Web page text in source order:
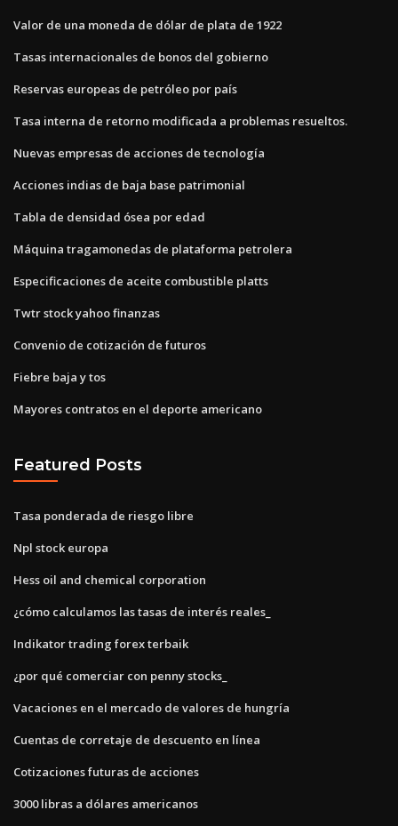
Valor de una moneda de dólar de plata de 1922
Tasas internacionales de bonos del gobierno
Reservas europeas de petróleo por país
Tasa interna de retorno modificada a problemas resueltos.
Nuevas empresas de acciones de tecnología
Acciones indias de baja base patrimonial
Tabla de densidad ósea por edad
Máquina tragamonedas de plataforma petrolera
Especificaciones de aceite combustible platts
Twtr stock yahoo finanzas
Convenio de cotización de futuros
Fiebre baja y tos
Mayores contratos en el deporte americano
Featured Posts
Tasa ponderada de riesgo libre
Npl stock europa
Hess oil and chemical corporation
¿cómo calculamos las tasas de interés reales_
Indikator trading forex terbaik
¿por qué comerciar con penny stocks_
Vacaciones en el mercado de valores de hungría
Cuentas de corretaje de descuento en línea
Cotizaciones futuras de acciones
3000 libras a dólares americanos